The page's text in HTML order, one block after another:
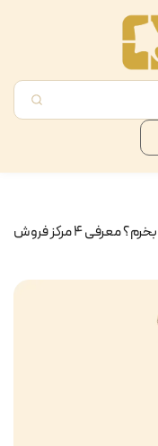
/ کلاهک آباژور از کجا بخرم؟ معرفی ۴ مرکز فروش